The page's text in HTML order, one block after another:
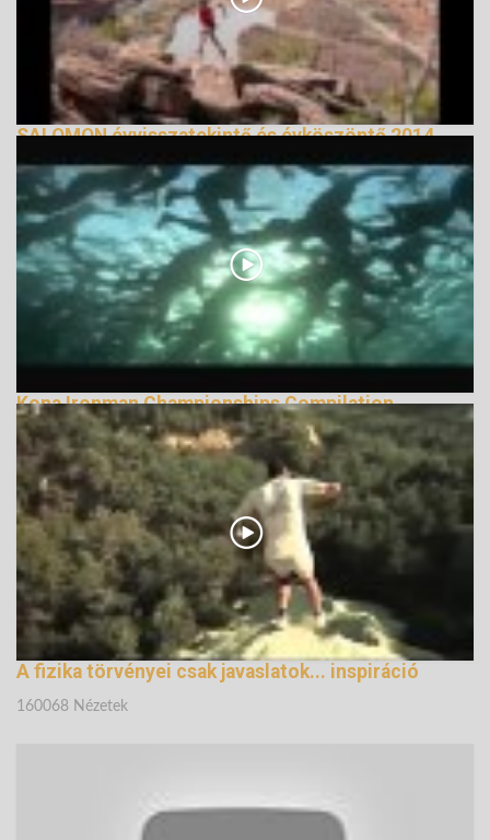
SALOMON évvisszatekintő és évköszöntő 2014
141643 Nézetek
Kona Ironman Championships Compilation,
Immediate Music
138579 Nézetek
A fizika törvényei csak javaslatok... inspiráció
160068 Nézetek